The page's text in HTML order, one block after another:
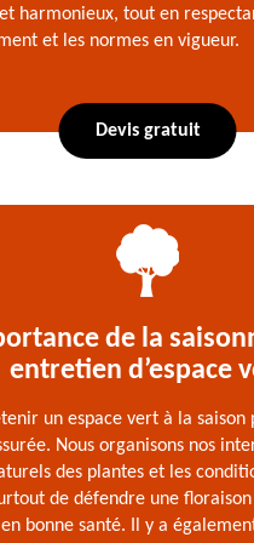
harmonieux, tout en
et les normes en vigueur.
Devis gratuit
de la
entretien d’espace
un espace vert à la
Nous organisons nos
des plantes et les
de défendre une
bonne santé. Il y a